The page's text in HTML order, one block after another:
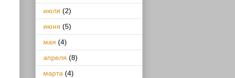
июля (2)
июня (5)
мая (4)
апреля (8)
марта (4)